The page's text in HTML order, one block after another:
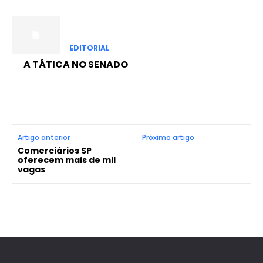
EDITORIAL
A TÁTICA NO SENADO
Artigo anterior
Comerciários SP
oferecem mais de mil
vagas
Próximo artigo